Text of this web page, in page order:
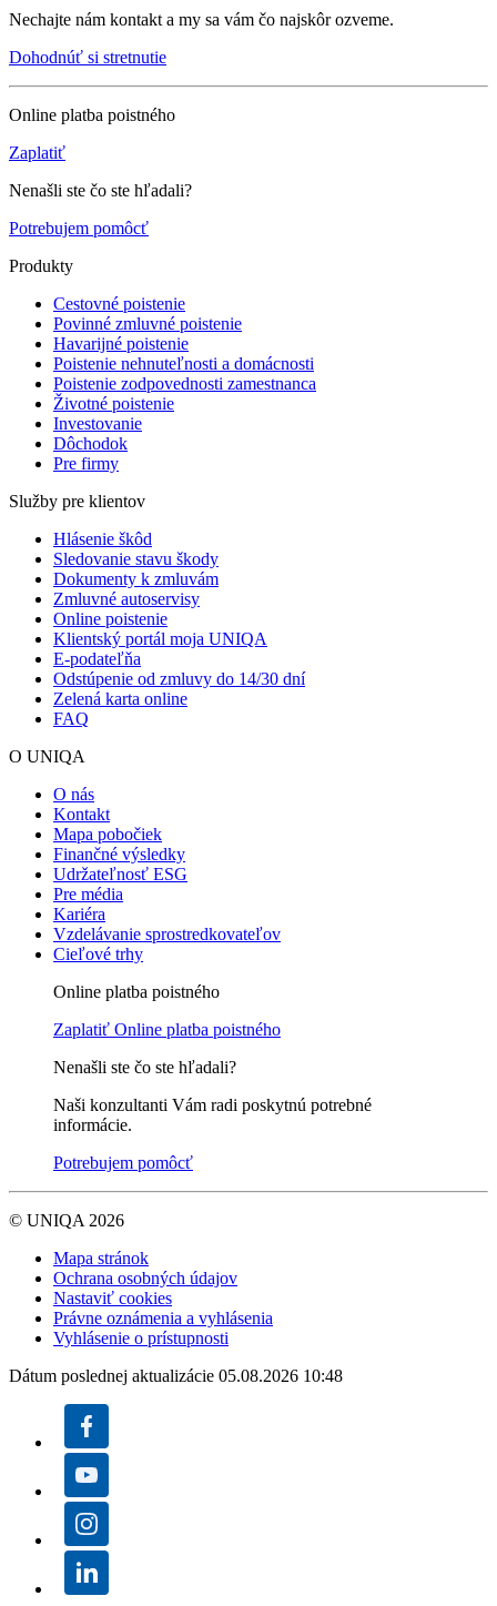
Nechajte nám kontakt a my sa vám čo najskôr ozveme.
Dohodnúť si stretnutie
Online platba poistného
Zaplatiť
Nenašli ste čo ste hľadali?
Potrebujem pomôcť
Produkty
Cestovné poistenie
Povinné zmluvné poistenie
Havarijné poistenie
Poistenie nehnuteľnosti a domácnosti
Poistenie zodpovednosti zamestnanca
Životné poistenie
Investovanie
Dôchodok
Pre firmy
Služby pre klientov
Hlásenie škôd
Sledovanie stavu škody
Dokumenty k zmluvám
Zmluvné autoservisy
Online poistenie
Klientský portál moja UNIQA
E-podateľňa
Odstúpenie od zmluvy do 14/30 dní
Zelená karta online
FAQ
O UNIQA
O nás
Kontakt
Mapa pobočiek
Finančné výsledky
Udržateľnosť ESG
Pre média
Kariéra
Vzdelávanie sprostredkovateľov
Cieľové trhy
Online platba poistného
Zaplatiť Online platba poistného
Nenašli ste čo ste hľadali?
Naši konzultanti Vám radi poskytnú potrebné
informácie.
Potrebujem pomôcť
© UNIQA 2026
Mapa stránok
Ochrana osobných údajov
Nastaviť cookies
Právne oznámenia a vyhlásenia
Vyhlásenie o prístupnosti
Dátum poslednej aktualizácie 05.08.2026 10:48